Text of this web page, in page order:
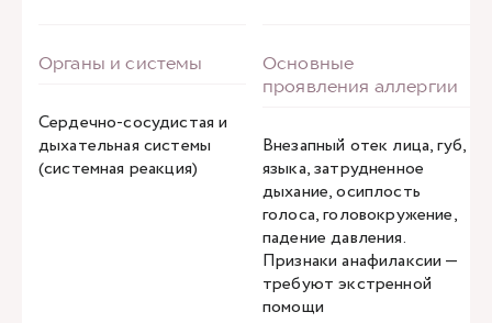
Сердечно-сосудистая и
дыхательная системы
(системная реакция)
Внезапный отек лица, губ,
языка, затрудненное
дыхание, осиплость
голоса, головокружение,
падение давления.
Признаки анафилаксии —
требуют экстренной
помощи